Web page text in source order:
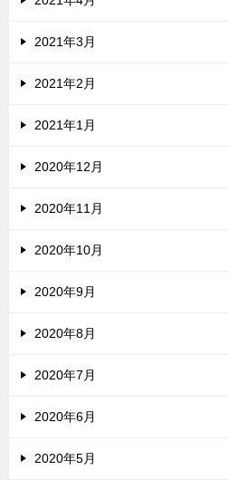
2021年3月
2021年2月
2021年1月
2020年12月
2020年11月
2020年10月
2020年9月
2020年8月
2020年7月
2020年6月
2020年5月